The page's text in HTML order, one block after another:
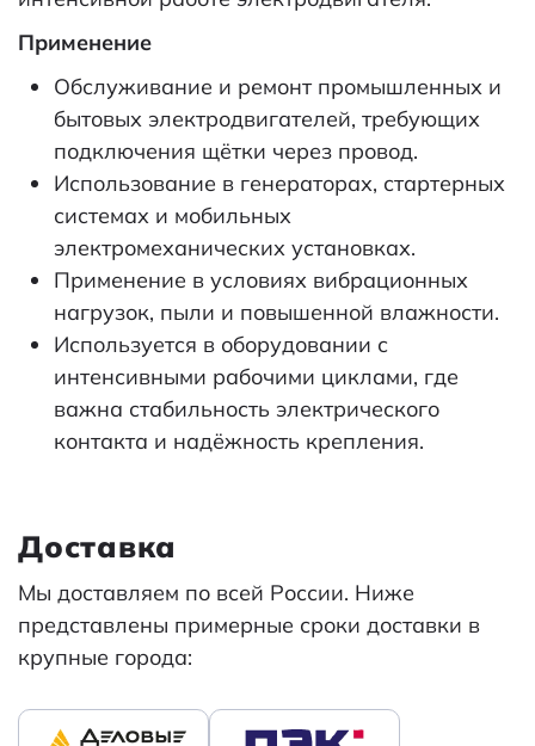
Применение
Обслуживание и ремонт промышленных и
бытовых электродвигателей, требующих
подключения щётки через провод.
Использование в генераторах, стартерных
системах и мобильных
электромеханических установках.
Применение в условиях вибрационных
нагрузок, пыли и повышенной влажности.
Используется в оборудовании с
интенсивными рабочими циклами, где
важна стабильность электрического
контакта и надёжность крепления.
Доставка
Мы доставляем по всей России. Ниже
представлены примерные сроки доставки в
крупные города: